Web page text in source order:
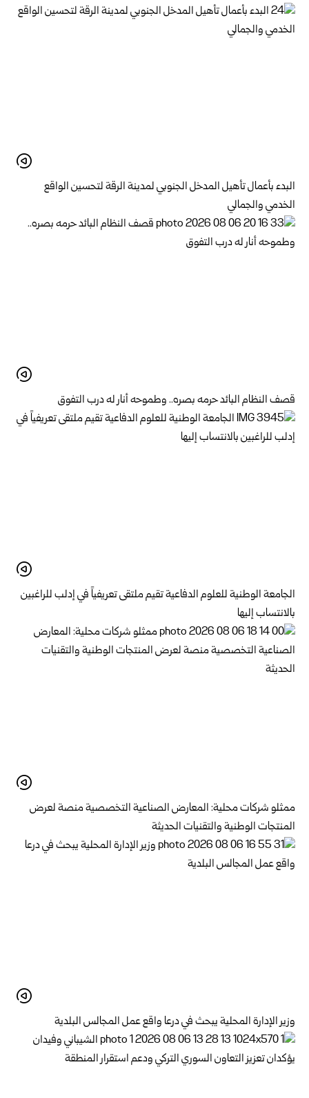
البدء بأعمال تأهيل المدخل الجنوبي لمدينة الرقة لتحسين الواقع
الخدمي والجمالي
قصف النظام البائد حرمه بصره.. وطموحه أنار له درب التفوق
الجامعة الوطنية للعلوم الدفاعية تقيم ملتقى تعريفياً في إدلب للراغبين
بالانتساب إليها
ممثلو شركات محلية: المعارض الصناعية التخصصية منصة لعرض
المنتجات الوطنية والتقنيات الحديثة
وزير الإدارة المحلية يبحث في درعا واقع عمل المجالس البلدية